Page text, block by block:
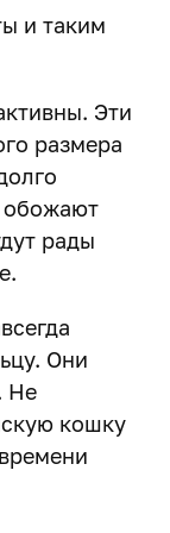
и таким
Эти
размера
обожают
рады
Они
Не
кошку